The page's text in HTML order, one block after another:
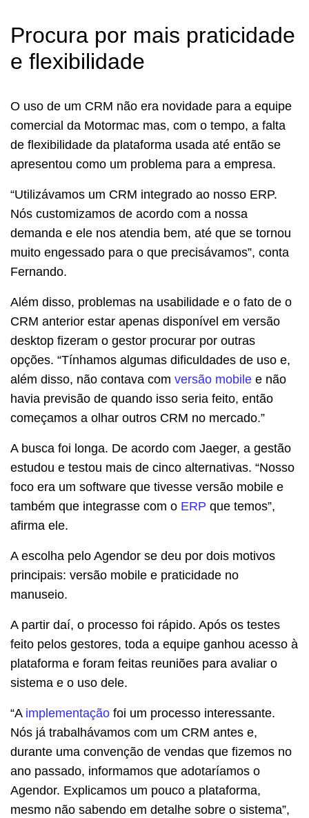
Procura por mais praticidade
e flexibilidade
O uso de um CRM não era novidade para a equipe
comercial da Motormac mas, com o tempo, a falta
de flexibilidade da plataforma usada até então se
apresentou como um problema para a empresa.
“Utilizávamos um CRM integrado ao nosso ERP.
Nós customizamos de acordo com a nossa
demanda e ele nos atendia bem, até que se tornou
muito engessado para o que precisávamos”, conta
Fernando.
Além disso, problemas na usabilidade e o fato de o
CRM anterior estar apenas disponível em versão
desktop fizeram o gestor procurar por outras
opções. “Tínhamos algumas dificuldades de uso e,
além disso, não contava com versão mobile e não
havia previsão de quando isso seria feito, então
começamos a olhar outros CRM no mercado.”
A busca foi longa. De acordo com Jaeger, a gestão
estudou e testou mais de cinco alternativas. “Nosso
foco era um software que tivesse versão mobile e
também que integrasse com o ERP que temos”,
afirma ele.
A escolha pelo Agendor se deu por dois motivos
principais: versão mobile e praticidade no
manuseio.
A partir daí, o processo foi rápido. Após os testes
feito pelos gestores, toda a equipe ganhou acesso à
plataforma e foram feitas reuniões para avaliar o
sistema e o uso dele.
“A implementação foi um processo interessante.
Nós já trabalhávamos com um CRM antes e,
durante uma convenção de vendas que fizemos no
ano passado, informamos que adotaríamos o
Agendor. Explicamos um pouco a plataforma,
mesmo não sabendo em detalhe sobre o sistema”,